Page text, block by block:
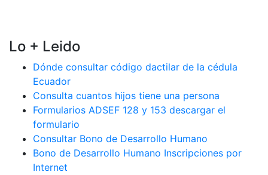
Lo + Leido
Dónde consultar código dactilar de la cédula
Ecuador
Consulta cuantos hijos tiene una persona
Formularios ADSEF 128 y 153 descargar el
formulario
Consultar Bono de Desarrollo Humano
Bono de Desarrollo Humano Inscripciones por
Internet